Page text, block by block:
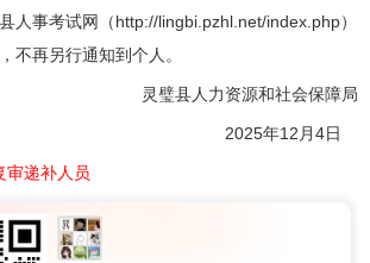
人事考试网
（http://lingbi.pzhl.net/index.php）
不再另行通知到个人。
灵璧县人力资源和社会保障局
2025年12月4日
审递补人员